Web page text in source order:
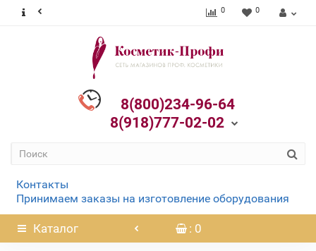
0 0
8(800)234-96-64
8(918)777-02-02
Контакты
Принимаем заказы на изготовление оборудования
Каталог : 0